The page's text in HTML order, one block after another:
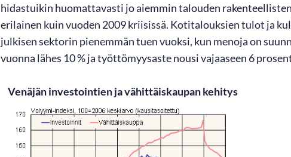
hidastuikin huomattavasti jo aiemmin talouden
erilainen kuin vuoden 2009 kriisissä. Kotitalouksien tulot ja
julkisen sektorin pienemmän tuen vuoksi, kun menoja on
vuonna lähes 10 % ja työttömyysaste nousi vajaaseen 6
Venäjän investointien ja vähittäiskaupan kehitys